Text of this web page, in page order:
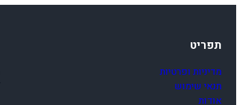
תפריט
מדיניות ופרטיות
תנאי שימוש
אודות